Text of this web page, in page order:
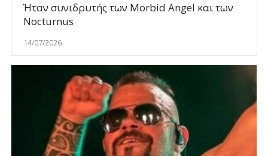
Ήταν συνιδρυτής των Morbid Angel και των
Nocturnus
14/07/2026